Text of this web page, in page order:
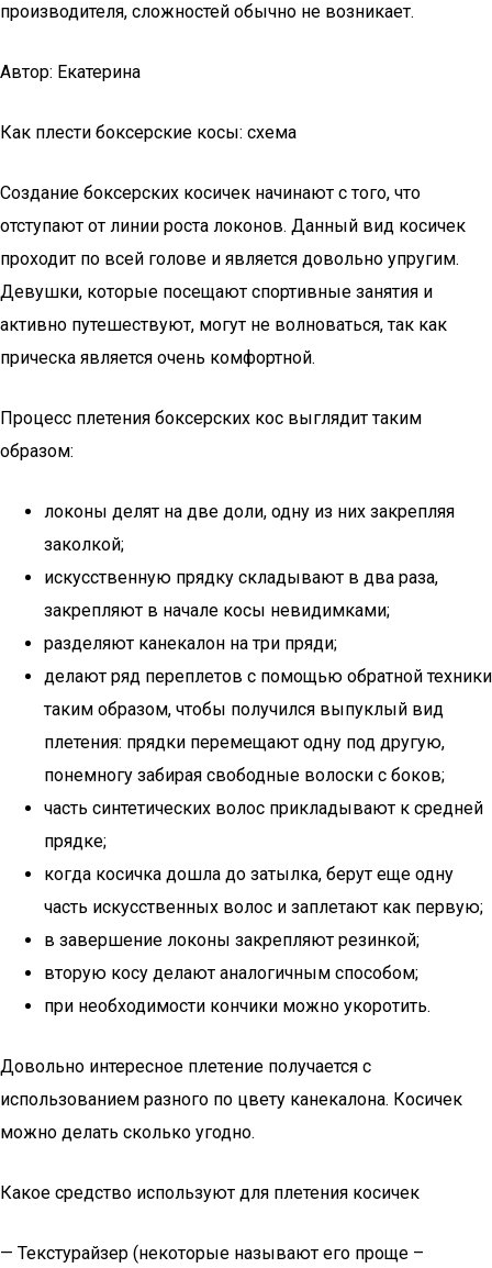
производителя, сложностей обычно не возникает.
Автор: Екатерина
Как плести боксерские косы: схема
Создание боксерских косичек начинают с того, что
отступают от линии роста локонов. Данный вид косичек
проходит по всей голове и является довольно упругим.
Девушки, которые посещают спортивные занятия и
активно путешествуют, могут не волноваться, так как
прическа является очень комфортной.
Процесс плетения боксерских кос выглядит таким
образом:
локоны делят на две доли, одну из них закрепляя
заколкой;
искусственную прядку складывают в два раза,
закрепляют в начале косы невидимками;
разделяют канекалон на три пряди;
делают ряд переплетов с помощью обратной техники
таким образом, чтобы получился выпуклый вид
плетения: прядки перемещают одну под другую,
понемногу забирая свободные волоски с боков;
часть синтетических волос прикладывают к средней
прядке;
когда косичка дошла до затылка, берут еще одну
часть искусственных волос и заплетают как первую;
в завершение локоны закрепляют резинкой;
вторую косу делают аналогичным способом;
при необходимости кончики можно укоротить.
Довольно интересное плетение получается с
использованием разного по цвету канекалона. Косичек
можно делать сколько угодно.
Какое средство используют для плетения косичек
— Текстурайзер (некоторые называют его проще –